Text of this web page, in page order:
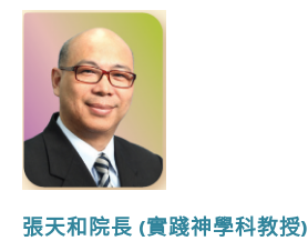
張天和院長 (實踐神學科教授)